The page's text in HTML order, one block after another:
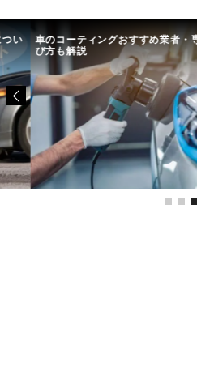
い 車のコーティングおすすめ業者・
び方も解説